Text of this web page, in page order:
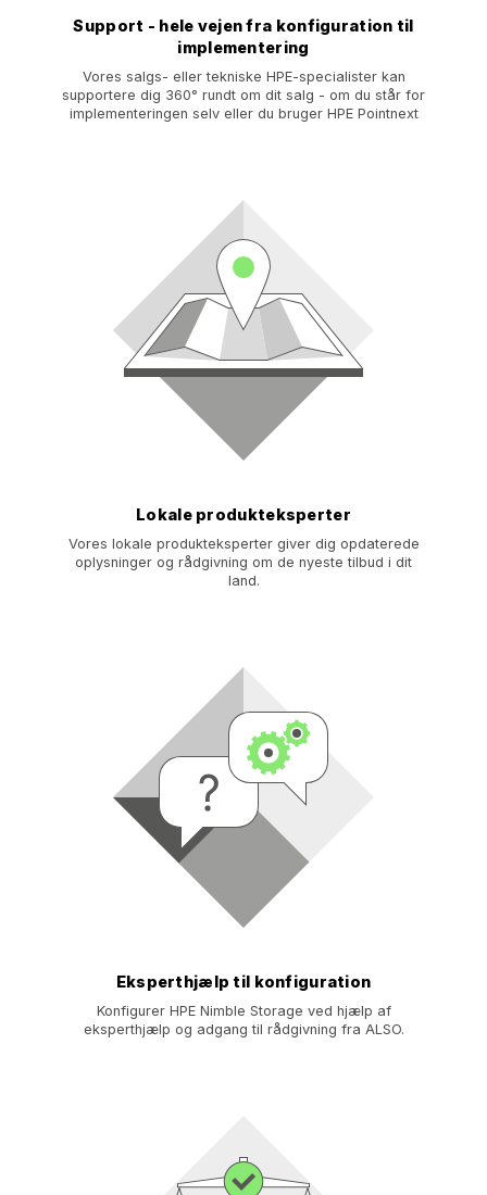
Support - hele vejen fra konfiguration til
implementering
Vores salgs- eller tekniske HPE-specialister kan
supportere dig 360° rundt om dit salg - om du står for
implementeringen selv eller du bruger HPE Pointnext
Lokale produkteksperter
Vores lokale produkteksperter giver dig opdaterede
oplysninger og rådgivning om de nyeste tilbud i dit
land.
Eksperthjælp til konfiguration
Konfigurer HPE Nimble Storage ved hjælp af
eksperthjælp og adgang til rådgivning fra ALSO.